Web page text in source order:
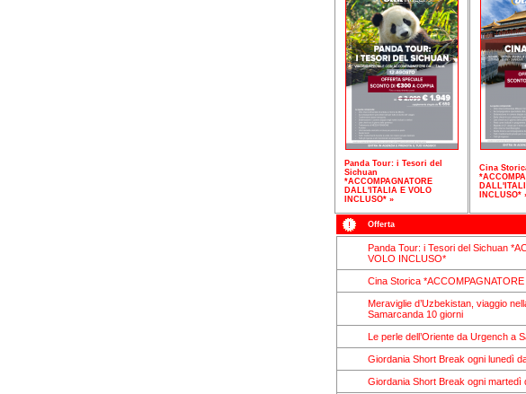
Panda Tour: i Tesori del
Sichuan
*ACCOMPAGNATORE
DALL'ITALIA E VOLO
INCLUSO* »
Cina
INCLUSO*
Offerta
Panda Tour: i Tesori del Sichuan
VOLO INCLUSO*
Cina Storica
Meraviglie d’Uzbekistan, viaggio
Samarcanda 10 giorni
Le perle dell’Oriente da Urgench a
Giordania Short Break ogni lunedì
Giordania Short Break ogni martedì